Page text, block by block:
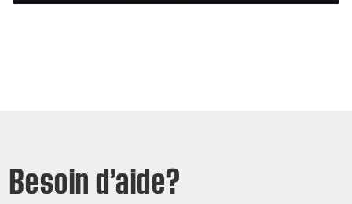
Besoin d’aide?